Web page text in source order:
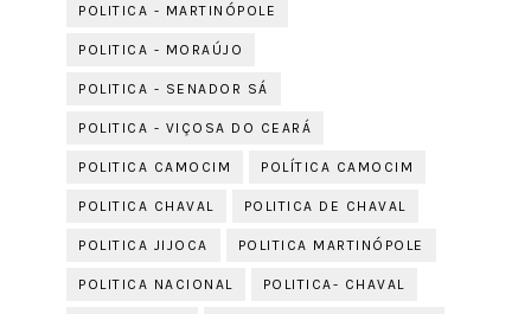
POLITICA - MARTINÓPOLE
POLITICA - MORAÚJO
POLITICA - SENADOR SÁ
POLITICA - VIÇOSA DO CEARÁ
POLITICA CAMOCIM POLÍTICA CAMOCIM
POLITICA CHAVAL POLITICA DE CHAVAL
POLITICA JIJOCA POLITICA MARTINÓPOLE
POLITICA NACIONAL POLITICA- CHAVAL